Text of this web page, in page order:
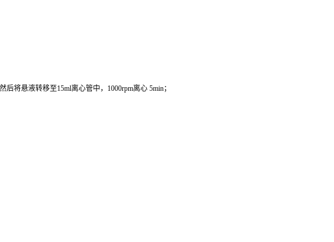
将悬液转移至15ml离心管中，1000rpm离心 5min；